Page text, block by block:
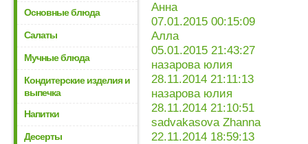
Основные блюда
Салаты
Мучные блюда
Кондитерские изделия и
выпечка
Напитки
Десерты
Анна
07.01.2015 00:15:09
Алла
05.01.2015 21:43:27
назарова юлия
28.11.2014 21:11:13
назарова юлия
28.11.2014 21:10:51
sadvakasova Zhanna
22.11.2014 18:59:13